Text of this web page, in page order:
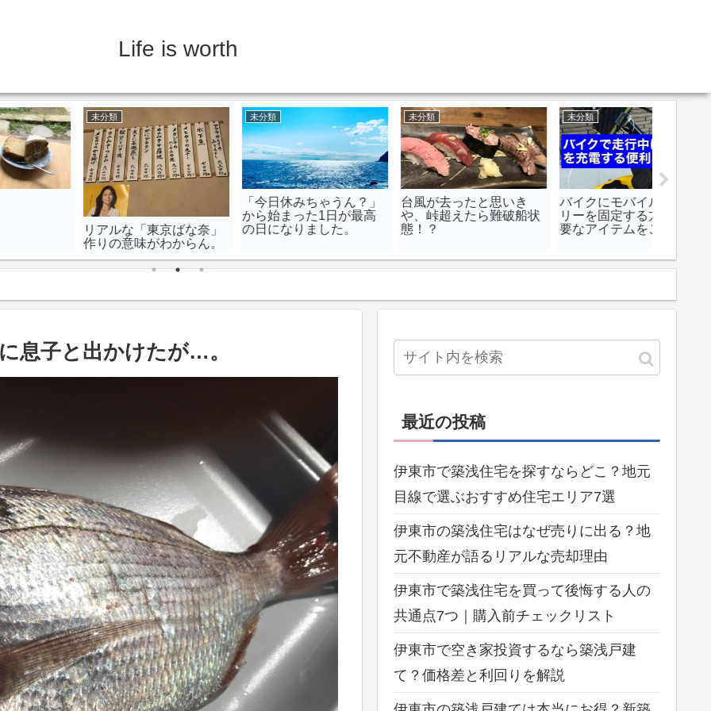
Life is worth
未分類
リアルな「東京ばな奈」
作りの意味がわからん。
「今日休みちゃうん？」
から始まった1日が最高
の日になりました。
未分類
台風が去ったと思いき
や、峠超えたら難破船状
態！？
未分類
バイクにモバイルバッテ
リーを固定する方法と必
要なアイテムをご紹介！
息子と出かけたが…。
最近の投稿
伊東市で築浅住宅を探すならどこ？地元
目線で選ぶおすすめ住宅エリア7選
伊東市の築浅住宅はなぜ売りに出る？地
元不動産が語るリアルな売却理由
伊東市で築浅住宅を買って後悔する人の
共通点7つ｜購入前チェックリスト
伊東市で空き家投資するなら築浅戸建
て？価格差と利回りを解説